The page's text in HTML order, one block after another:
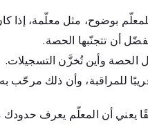
بوضوح، مثل معلّمة، إذا
أن تتجنّبها الحصة.
وأين تُخزَّن التسجيلات.
للمراقبة، وأن ذلك مرحّب
أن المعلّم يعرف حدودك